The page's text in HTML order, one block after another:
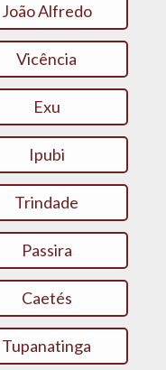
João Alfredo
Vicência
Exu
Ipubi
Trindade
Passira
Caetés
Tupanatinga